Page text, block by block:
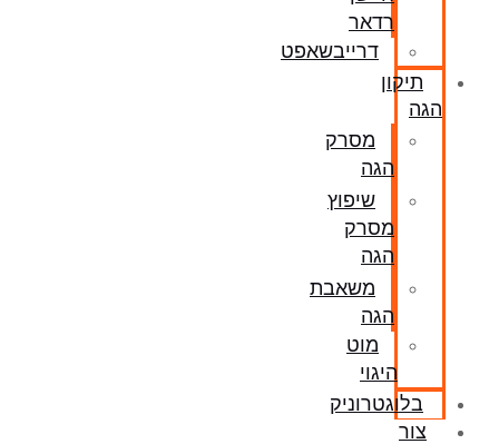
רדאר
דרייבשאפט
תיקון
הגה
מסרק
הגה
שיפוץ
מסרק
הגה
משאבת
הגה
מוט
היגוי
בלוגטרוניק
צור